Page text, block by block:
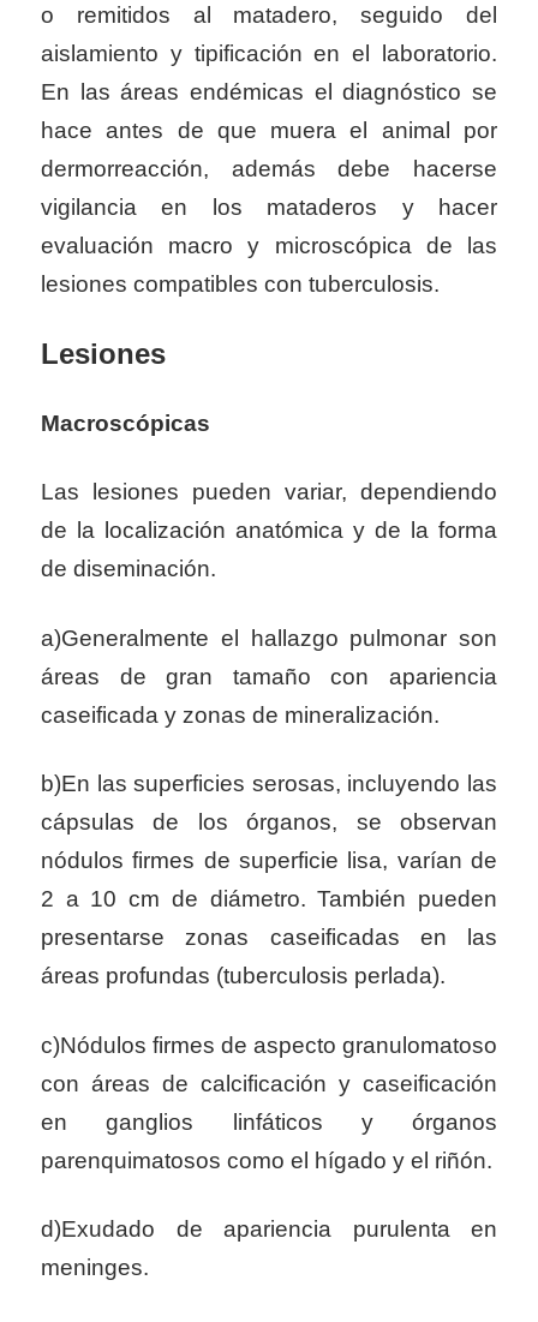
o remitidos al matadero, seguido del
aislamiento y tipificación en el laboratorio.
En las áreas endémicas el diagnóstico se
hace antes de que muera el animal por
dermorreacción, además debe hacerse
vigilancia en los mataderos y hacer
evaluación macro y microscópica de las
lesiones compatibles con tuberculosis.
Lesiones
Macroscópicas
Las lesiones pueden variar, dependiendo
de la localización anatómica y de la forma
de diseminación.
a)Generalmente el hallazgo pulmonar son
áreas de gran tamaño con apariencia
caseificada y zonas de mineralización.
b)En las superficies serosas, incluyendo las
cápsulas de los órganos, se observan
nódulos firmes de superficie lisa, varían de
2 a 10 cm de diámetro. También pueden
presentarse zonas caseificadas en las
áreas profundas (tuberculosis perlada).
c)Nódulos firmes de aspecto granulomatoso
con áreas de calcificación y caseificación
en ganglios linfáticos y órganos
parenquimatosos como el hígado y el riñón.
d)Exudado de apariencia purulenta en
meninges.